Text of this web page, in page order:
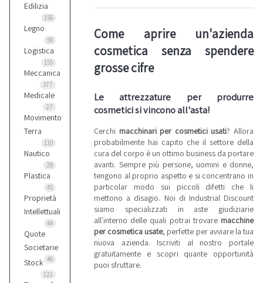
Edilizia
156
Legno
58
Logistica
155
Meccanica
377
Medicale
27
Movimento
Terra
110
Nautico
28
Plastica
45
Proprietà
Intellettuali
44
Quote
Societarie
46
Stock
121
Come aprire un'azienda
cosmetica senza spendere
grosse cifre
Le attrezzature per produrre
cosmetici si vincono all'asta!
Cerchi macchinari per cosmetici usati? Allora
probabilmente hai capito che il settore della
cura del corpo è un ottimo business da portare
avanti. Sempre più persone, uomini e donne,
tengono al proprio aspetto e si concentrano in
particolar modo sui piccoli difetti che li
mettono a disagio. Noi di Industrial Discount
siamo specializzati in aste giudiziarie
all'interno delle quali potrai trovare macchine
per cosmetica usate, perfette per avviare la tua
nuova azienda. Iscriviti al nostro portale
gratuitamente e scopri quante opportunità
puoi sfruttare.